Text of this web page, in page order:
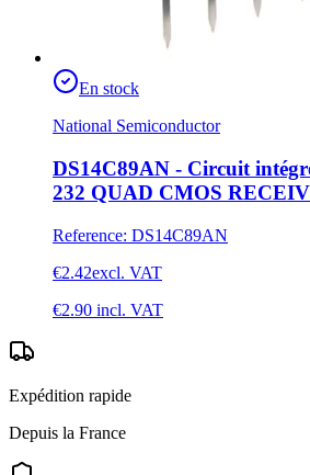
En stock
National Semiconductor
DS14C89AN - Circuit
232 QUAD CMOS
Reference: DS14C89AN
€2.42excl. VAT
€2.90 incl. VAT
Expédition rapide
Depuis la France